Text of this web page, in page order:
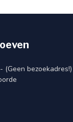
(Geen bezoekadres!)